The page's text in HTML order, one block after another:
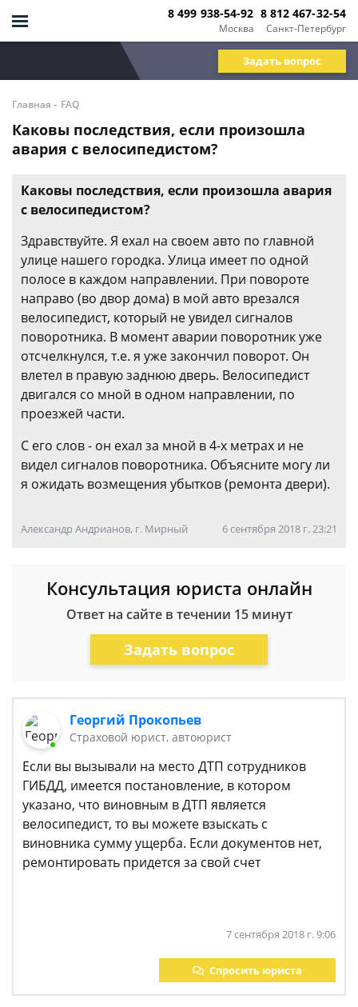
Москва
8 499 938-54-92
Санкт-Петербург
8 812 467-32-54
Задать вопрос
Главная - FAQ
Каковы последствия, если произошла
авария с велосипедистом?
Каковы последствия, если произошла авария
с велосипедистом?
Здравствуйте. Я ехал на своем авто по главной
улице нашего городка. Улица имеет по одной
полосе в каждом направлении. При повороте
направо (во двор дома) в мой авто врезался
велосипедист, который не увидел сигналов
поворотника. В момент аварии поворотник уже
отсчелкнулся, т.е. я уже закончил поворот. Он
влетел в правую заднюю дверь. Велосипедист
двигался со мной в одном направлении, по
проезжей части.
С его слов - он ехал за мной в 4-х метрах и не
видел сигналов поворотника. Объясните могу ли
я ожидать возмещения убытков (ремонта двери).
Александр Андрианов, г. Мирный 6 сентября 2018 г. 23:21
Консультация юриста онлайн
Ответ на сайте в течении 15 минут
Задать вопрос
Георгий Прокопьев
Страховой юрист, автоюрист
Если вы вызывали на место ДТП сотрудников
ГИБДД, имеется постановление, в котором
указано, что виновным в ДТП является
велосипедист, то вы можете взыскать с
виновника сумму ущерба. Если документов нет,
ремонтировать придется за свой счет
7 сентября 2018 г. 9:06
Спросить юриста